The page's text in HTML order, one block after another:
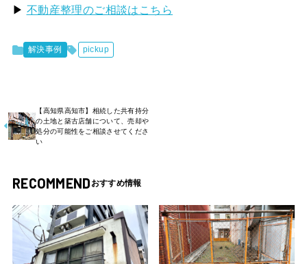
▶ 不動産整理のご相談はこちら
解決事例 pickup
【高知県高知市】相続した共有持分
の土地と築古店舗について、売却や
処分の可能性をご相談させてくださ
い
RECOMMEND